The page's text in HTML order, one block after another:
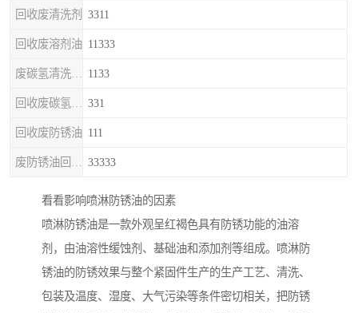
回收废清洗剂 3311
回收废溶剂油 11333
1133
331
回收废防锈油 111
33333
看看影响喷淋防锈油的因素
喷淋防锈油是一款外观呈红褐色具有防锈功能的油溶
剂，由油溶性缓蚀剂、基础油和添加剂等组成。喷淋防
锈油的防锈效果与整个紧固件生产的生产工艺、清洗、
包装及温度、湿度、大气污染等条件密切相关，把防锈